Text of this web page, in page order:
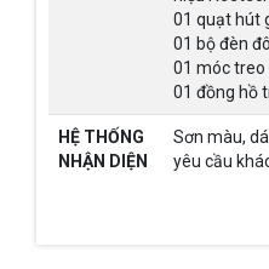
01 quạt hút
01 bộ đèn
01 móc treo
01 đồng hồ
HỆ THỐNG
NHẬN DIỆN
Sơn màu,
yêu cầu